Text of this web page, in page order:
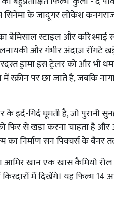
सिनेमा के जादूगर लोकेश
बेमिसाल स्टाइल और करिश्माई
और गंभीर अंदाज़ रोंगटे
ड्रामा इस ट्रेलर को और भी
पर छा जाते हैं, जबकि
गिर्द घूमती है, जो पुरानी
से खड़ा करना चाहता है और
निर्माण सन पिक्चर्स के बैनर
आमिर खान एक खास कैमियो
किरदारों में दिखेंगे। यह फिल्म